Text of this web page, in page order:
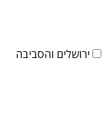
ירושלים והסביבה